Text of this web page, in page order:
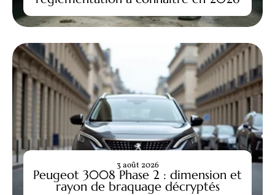
Peugeot 3008 Phase 2 : dimension et
rayon de braquage décryptés
3 août 2026